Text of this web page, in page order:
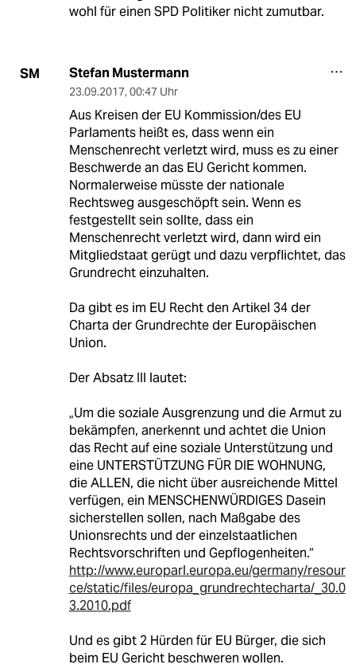
wohl für einen SPD Politiker nicht zumutbar.
SM Stefan Mustermann
23.09.2017, 00:47 Uhr
Aus Kreisen der EU Kommission/des EU
Parlaments heißt es, dass wenn ein
Menschenrecht verletzt wird, muss es zu einer
Beschwerde an das EU Gericht kommen.
Normalerweise müsste der nationale
Rechtsweg ausgeschöpft sein. Wenn es
festgestellt sein sollte, dass ein
Menschenrecht verletzt wird, dann wird ein
Mitgliedstaat gerügt und dazu verpflichtet, das
Grundrecht einzuhalten.
Da gibt es im EU Recht den Artikel 34 der
Charta der Grundrechte der Europäischen
Union.
Der Absatz III lautet:
„Um die soziale Ausgrenzung und die Armut zu
bekämpfen, anerkennt und achtet die Union
das Recht auf eine soziale Unterstützung und
eine UNTERSTÜTZUNG FÜR DIE WOHNUNG,
die ALLEN, die nicht über ausreichende Mittel
verfügen, ein MENSCHENWÜRDIGES Dasein
sicherstellen sollen, nach Maßgabe des
Unionsrechts und der einzelstaatlichen
Rechtsvorschriften und Gepflogenheiten.“
http://www.europarl.europa.eu/germany/resour
ce/static/files/europa_grundrechtecharta/_30.0
3.2010.pdf
Und es gibt 2 Hürden für EU Bürger, die sich
beim EU Gericht beschweren wollen.